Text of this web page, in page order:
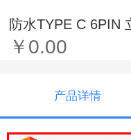
防水TYPE C 6PIN
￥0.00
产品详情